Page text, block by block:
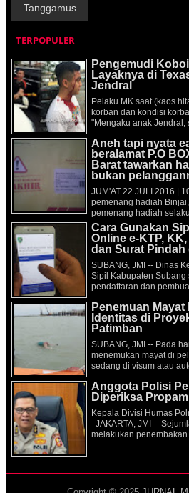
Tanggamus
TERPOPULER
Pengemudi
Layaknya di
Jendral
Pelaku MK saat (kaos
korban dan kondisi
"Mengaku anak Jendral,
Aneh tapi nyata
beralamat P.O
Barat tawarkan
bukan
JUM'AT 22 JULI 2016 |
pemenang hadiah
pemenang hadiah selaku
Cara Gunakan
Online e-KTP,
dan Surat Pindah
SUBANG, JMI -- Dinas
Sipil Kabupaten Subang
pendaftaran dan
Penemuan
Identitas di
Patimban
SUBANG, JMI -- Pada
menemukan mayat di
sedang di visum atau
Anggota Polisi
Diperiksa
Kepala Divisi Humas
JAKARTA, JMI --
melakukan penembakan